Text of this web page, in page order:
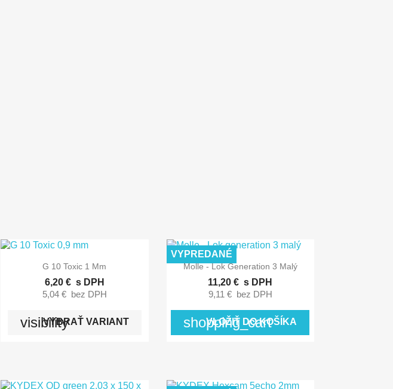
 Rýchly náhľad
G 10 Toxic 1 Mm
6,20 € s DPH
5,04 € bez DPH
visibility
VYBRAŤ VARIANT
 Rýchly náhľad
Molle - Lok Generation 3 Malý
11,20 € s DPH
9,11 € bez DPH
shopping_cart
VLOŽIŤ DO KOŠÍKA
VYPREDANÉ